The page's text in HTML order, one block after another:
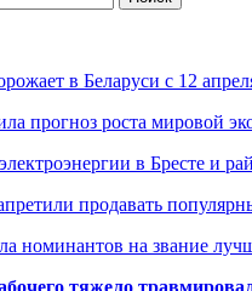
в Беларуси с 12
прогноз роста мировой
в Бресте и
продавать
номинантов на звание
тяжело